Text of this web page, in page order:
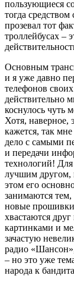
пользующиеся
тогда
прозевал тот
троллейбусах –
Основным
и я уже давно
телефонов
действительно
коснулось чуть
Хотя, наверное,
кажется, так
дело с самыми
и передачи
технологий!
лучшим другом,
этом его
занимаются
новые
хвастаются
картинками и
зачастую
радио
– но это уже
народа к